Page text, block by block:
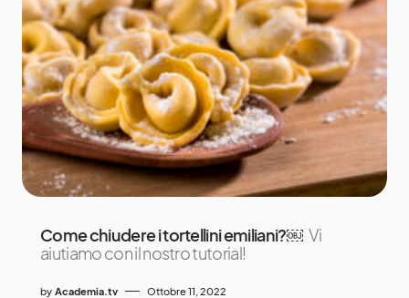
Come chiudere i tortellini emiliani?￼ Vi
aiutiamo con il nostro tutorial!
by Academia.tv Ottobre 11, 2022